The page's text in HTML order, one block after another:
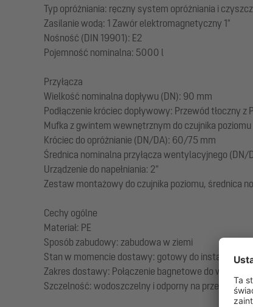
Typ opróżniania: ręczny system opróżniania i
Zasilanie wodą: 1 Zawór elektromagnetyczny 1"
Nośność (DIN 19901): E2
Pojemność nominalna: 5000 l
Przyłącza
Wielkość nominalna dopływu (DN): 90 mm
Podłączenie króciec dopływowy: Przewód tłoczny z
Mufka z gwintem wewnętrznym do czujnika poziomu
Króciec do opróżnianie (DN/DA): 60/75 mm
Średnica nominalna przyłącza wentylacyjnego
Urządzenie do napełniania: 2"
Zestaw montażowy do czujnika poziomu, średnica
Cechy ogólne
Materiał: PE
Sposób zabudowy: zabudowa w ziemi
Stan w momencie dostawy: gotowy do instalacji
Zakres dostawy: Połączenie bagnetowe do wozu
Szczelność: wodoszczelny i odporny na przenikanie